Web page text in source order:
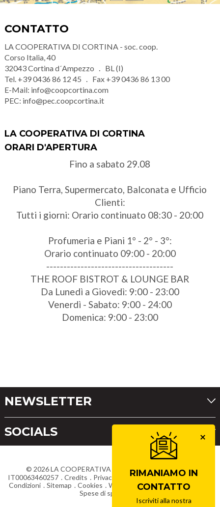
CONTATTO
LA COOPERATIVA DI CORTINA - soc. coop.
Corso Italia, 40
32043Cortina d´Ampezzo
BL (I)
Tel. +39 0436 86 12 45 Fax +39 0436 86 13 00
E-Mail: info@coopcortina.com
PEC: info@pec.coopcortina.it
LA COOPERATIVA DI CORTINA
ORARI D'APERTURA
Fino a sabato 29.08
Piano Terra, Supermercato, Balconata e Ufficio
Clienti:
Tutti i giorni: Orario continuato 08:30 - 20:00
Profumeria e Piani 1° - 2° - 3°:
Orario continuato 09:00 - 20:00
-------------------------------------
THE ROOF BISTROT & LOUNGE BAR
Da Lunedì a Giovedì: 9:00 - 23:00
Venerdì - Sabato: 9:00 - 24:00
Domenica: 9:00 - 23:00
NEWSLETTER
SOCIALS
© 2026LA COOPERATIVA DI CORTINA
Partita IVA
IT00063460257
Credits Privacy
Dichiarazione di accessibilità
Condizioni
Sitemap Cookies Whistleblowing
Lavora con noi
Spese di spedizione
RIMANIAMO IN
CONTATTO
Iscriviti alla nostra